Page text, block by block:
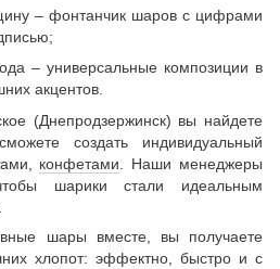
– фонтанчик шаров с цифрами
– универсальные композиции в
акцентов.
(Днепродзержинск) вы найдете
создать индивидуальный
конфетами . Наши менеджеры
шарики стали идеальным
шары вместе, вы получаете
хлопот: эффектно, быстро и с